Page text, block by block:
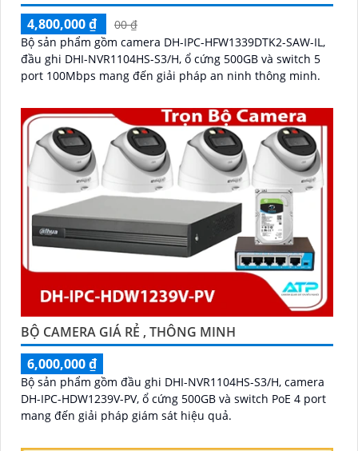
4,800,000 ₫
00 ₫
Bộ sản phẩm gồm camera DH-IPC-HFW1339DTK2-SAW-IL,
đầu ghi DHI-NVR1104HS-S3/H, ổ cứng 500GB và switch 5
port 100Mbps mang đến giải pháp an ninh thông minh.
BỘ CAMERA GIÁ RẺ , THÔNG MINH
6,000,000 ₫
Bộ sản phẩm gồm đầu ghi DHI-NVR1104HS-S3/H, camera
DH-IPC-HDW1239V-PV, ổ cứng 500GB và switch PoE 4 port
mang đến giải pháp giám sát hiệu quả.